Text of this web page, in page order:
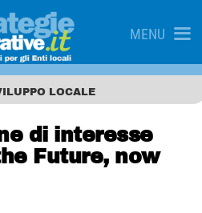
MENU
LOCALE
di interesse
Future, now